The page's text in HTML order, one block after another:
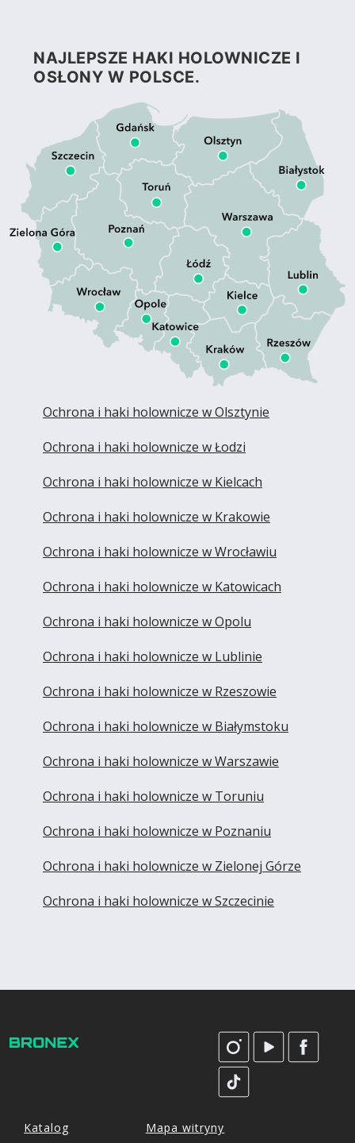
NAJLEPSZE HAKI HOLOWNICZE I
OSŁONY W POLSCE.
Ochrona i haki holownicze w Olsztynie
Ochrona i haki holownicze w Łodzi
Ochrona i haki holownicze w Kielcach
Ochrona i haki holownicze w Krakowie
Ochrona i haki holownicze w Wrocławiu
Ochrona i haki holownicze w Katowicach
Ochrona i haki holownicze w Opolu
Ochrona i haki holownicze w Lublinie
Ochrona i haki holownicze w Rzeszowie
Ochrona i haki holownicze w Białymstoku
Ochrona i haki holownicze w Warszawie
Ochrona i haki holownicze w Toruniu
Ochrona i haki holownicze w Poznaniu
Ochrona i haki holownicze w Zielonej Górze
Ochrona i haki holownicze w Szczecinie
Katalog
Mapa witryny